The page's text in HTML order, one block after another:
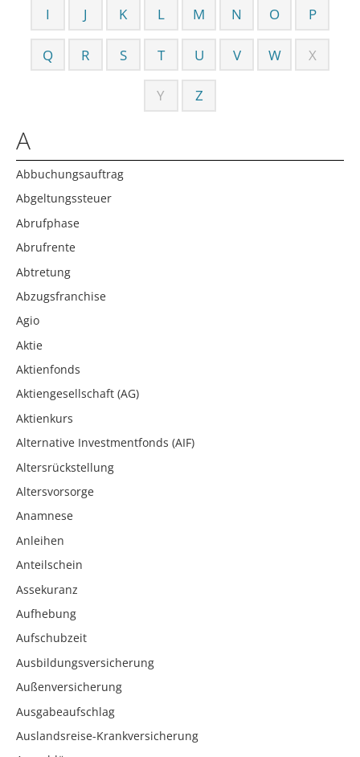
I J K L M N O P
Q R S T U V W X
Y Z
A
Abbuchungsauftrag
Abgeltungssteuer
Abrufphase
Abrufrente
Abtretung
Abzugsfranchise
Agio
Aktie
Aktienfonds
Aktiengesellschaft (AG)
Aktienkurs
Alternative Investmentfonds (AIF)
Altersrückstellung
Altersvorsorge
Anamnese
Anleihen
Anteilschein
Assekuranz
Aufhebung
Aufschubzeit
Ausbildungsversicherung
Außenversicherung
Ausgabeaufschlag
Auslandsreise-Krankversicherung